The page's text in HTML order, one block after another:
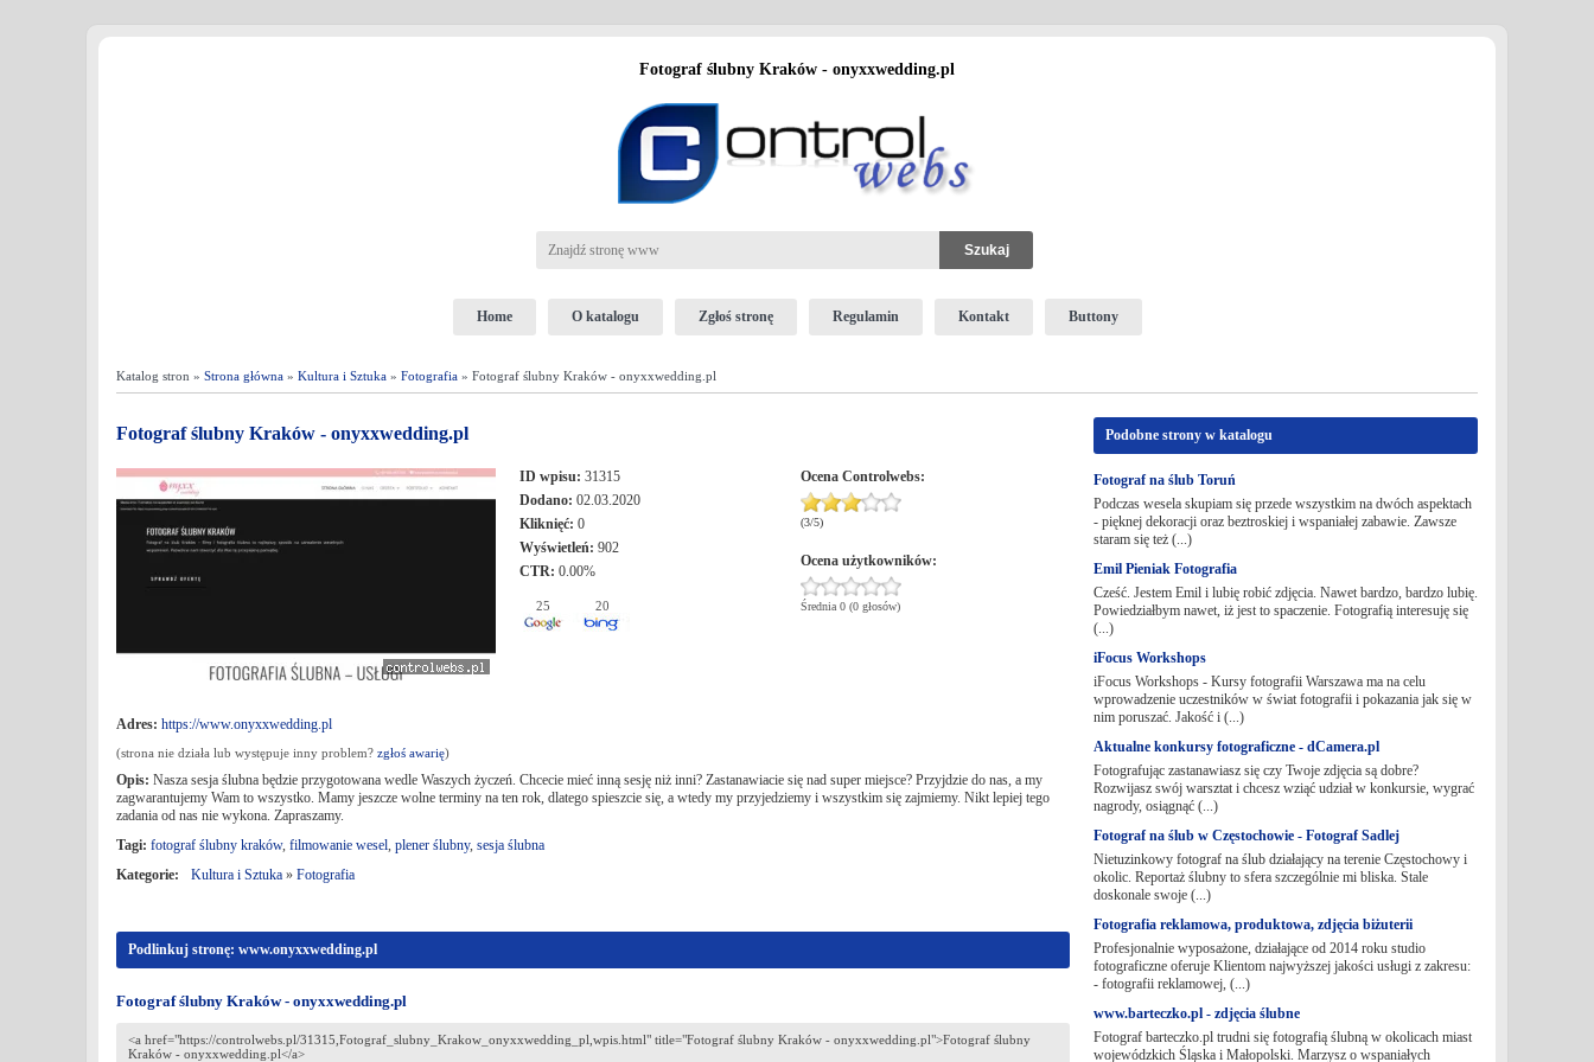
Fotograf ślubny Kraków - onyxxwedding.pl
Home O katalogu Zgłoś stronę Regulamin Kontakt Buttony
Katalog stron » Strona główna » Kultura i Sztuka » Fotografia » Fotograf ślubny Kraków - onyxxwedding.pl
Fotograf ślubny Kraków - onyxxwedding.pl
ID wpisu: 31315
Dodano: 02.03.2020
Kliknięć: 0
Wyświetleń: 902
CTR: 0.00%
25 20
Ocena Controlwebs:
(3/5)
Ocena użytkowników:
Średnia 0 (0 głosów)
Adres: https://www.onyxxwedding.pl
(strona nie działa lub występuje inny problem? zgłoś awarię)
Opis: Nasza sesja ślubna będzie przygotowana wedle Waszych życzeń. Chcecie mieć inną sesję niż inni? Zastanawiacie się nad super miejsce? Przyjdzie do nas, a my
zagwarantujemy Wam to wszystko. Mamy jeszcze wolne terminy na ten rok, dlatego spieszcie się, a wtedy my przyjedziemy i wszystkim się zajmiemy. Nikt lepiej tego
zadania od nas nie wykona. Zapraszamy.
Tagi: fotograf ślubny kraków, filmowanie wesel, plener ślubny, sesja ślubna
Kategorie:
Kultura i Sztuka » Fotografia
Podlinkuj stronę: www.onyxxwedding.pl
Fotograf ślubny Kraków - onyxxwedding.pl
Podobne strony w katalogu
Fotograf na ślub Toruń
Podczas wesela skupiam się przede wszystkim na dwóch aspektach
- pięknej dekoracji oraz beztroskiej i wspaniałej zabawie. Zawsze
staram się też (...)
Emil Pieniak Fotografia
Cześć. Jestem Emil i lubię robić zdjęcia. Nawet bardzo, bardzo lubię.
Powiedziałbym nawet, iż jest to spaczenie. Fotografią interesuję się
(...)
iFocus Workshops
iFocus Workshops - Kursy fotografii Warszawa ma na celu
wprowadzenie uczestników w świat fotografii i pokazania jak się w
nim poruszać. Jakość i (...)
Aktualne konkursy fotograficzne - dCamera.pl
Fotografując zastanawiasz się czy Twoje zdjęcia są dobre?
Rozwijasz swój warsztat i chcesz wziąć udział w konkursie, wygrać
nagrody, osiągnąć (...)
Fotograf na ślub w Częstochowie - Fotograf Sadlej
Nietuzinkowy fotograf na ślub działający na terenie Częstochowy i
okolic. Reportaż ślubny to sfera szczególnie mi bliska. Stale
doskonale swoje (...)
Fotografia reklamowa, produktowa, zdjęcia biżuterii
Profesjonalnie wyposażone, działające od 2014 roku studio
fotograficzne oferuje Klientom najwyższej jakości usługi z zakresu:
- fotografii reklamowej, (...)
www.barteczko.pl - zdjęcia ślubne
Fotograf barteczko.pl trudni się fotografią ślubną w okolicach miast
wojewódzkich Śląska i Małopolski. Marzysz o wspaniałych